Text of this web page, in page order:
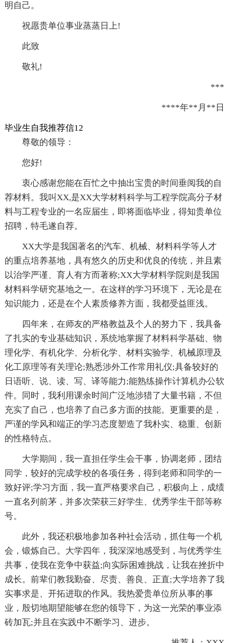
明自己。
祝愿贵单位事业蒸蒸日上!
此致
敬礼!
***
****年**月**日
毕业生自我推荐信12
尊敬的领导：
您好!
衷心感谢您能在百忙之中抽出宝贵的时间垂阅我的自
荐材料。我叫XX,是XX大学材料科学与工程学院高分子材
料与工程专业的一名应届生，即将面临毕业，得知贵单位
招聘，特毛遂自荐。
XX大学是我国著名的汽车、机械、材料科学等人才
的重点培养基地，具有悠久的历史和优良的传统，并且素
以治学严谨、育人有方而著称;XX大学材料学院则是我国
材料科学研究基地之一。在这样的学习环境下，无论是在
知识能力，还是在个人素质修养方面，我都受益匪浅。
四年来，在师友的严格教益及个人的努力下，我具备
了扎实的专业基础知识，系统地掌握了材料科学基础、物
理化学、有机化学、分析化学、材料实验学、机械原理及
化工原理等有关理论;熟悉涉外工作常用礼仪;具备较好的
日语听、说、读、写、译等能力;能熟练操作计算机办公软
件。同时，我利用课余时间广泛地涉猎了大量书籍，不但
充实了自己，也培养了自己多方面的技能。更重要的是，
严谨的学风和端正的学习态度塑造了我朴实、稳重、创新
的性格特点。
大学期间，我一直担任学生会干事，协调老师，团结
同学，较好的完成学校的各项任务，得到老师和同学的一
致好评;学习方面，我一直严格要求自己，积极向上，成绩
一直名列前茅，并多次荣获三好学生、优秀学生干部等称
号。
此外，我还积极地参加各种社会活动，抓住每一个机
会，锻炼自己。大学四年，我深深地感受到，与优秀学生
共事，使我在竞争中获益;向实际困难挑战，让我在挫折中
成长。前辈们教我勤奋、尽责、善良、正直;大学培养了我
实事求是、开拓进取的作风。我热爱贵单位所从事的事
业，殷切地期望能够在您的领导下，为这一光荣的事业添
砖加瓦;并且在实践中不断学习、进步。